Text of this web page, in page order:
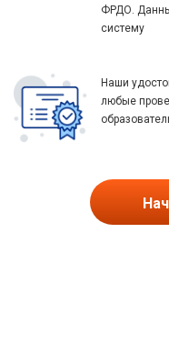
ФРДО.
систему
Наши
любые